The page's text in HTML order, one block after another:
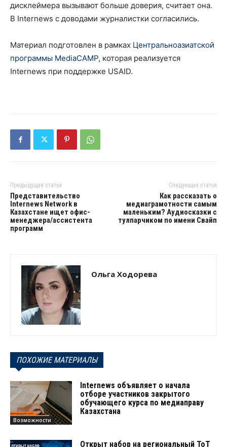
дисклеймера вызывают больше доверия, считает она.
В Internews c доводами журналистки согласились.
Материал подготовлен в рамках Центральноазиатской
программы MediaCAMP, которая реализуется
Internews при поддержке USAID.
Предыдущая статья
Представительство
Internews Network в
Казахстане ищет офис-
менеджера/ассистента
программ
Следующая статья
Как рассказать о
медиаграмотности самым
маленьким? Аудиосказки с
тулпарчиком по имени Свайп
Ольга Ходорева
ПОХОЖИЕ МАТЕРИАЛЫ
Возможности
Internews объявляет о начала
отборе участников закрытого
обучающего курса по медиаправу
Казахстана
Открыт набор на региональный ТоТ